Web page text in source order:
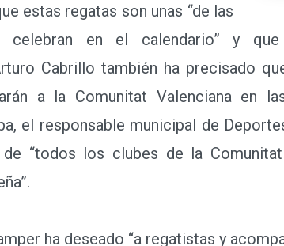
estas regatas son unas “de las
celebran en el calendario” y
Cabrillo también ha precisado
a la Comunitat Valenciana en
el responsable municipal de
“todos los clubes de la
ha deseado “a regatistas y